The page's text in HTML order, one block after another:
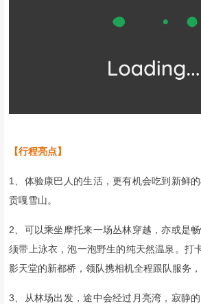
川西的景色使人应接不暇，到了新都桥，怎
我们的日常生活太匆匆了，这次行程我们慢
新都桥的是令人神往的“光与影的世界”，不
机存储卡。她是古老川西的田园交响曲，奏